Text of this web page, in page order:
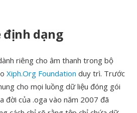
định dạng
riêng cho âm thanh trong bộ
Xiph.Org Foundation duy trì. Trước
cho mọi luồng dữ liệu đóng gói
đời của .oga vào năm 2007 đã